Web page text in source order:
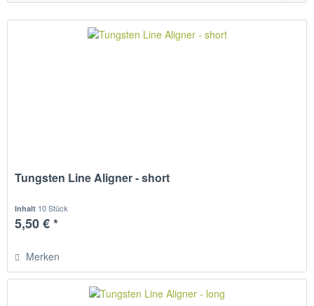
Tungsten Line Aligner - short
Inhalt 10 Stück
5,50 € *
Merken